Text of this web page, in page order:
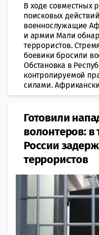
В ходе совместных
поисковых
военнослужащие
и армии Мали
террористов.
боевики бросили
Обстановка в
контролируемой
силами.
Готовили
волонтеров: в
России
террористов